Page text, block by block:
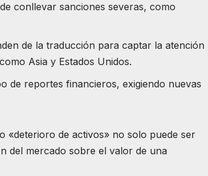
conllevar sanciones severas, como
de la traducción para captar la atención
Asia y Estados Unidos.
de reportes financieros, exigiendo nuevas
«deterioro de activos» no solo puede ser
del mercado sobre el valor de una